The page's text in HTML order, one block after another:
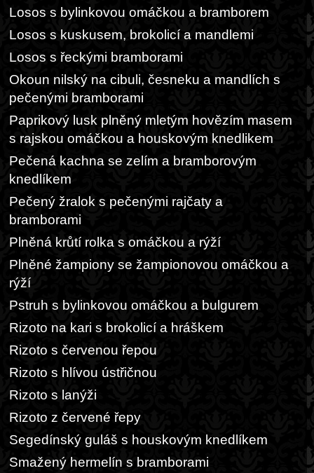
Losos s bylinkovou omáčkou a bramborem
Losos s kuskusem, brokolicí a mandlemi
Losos s řeckými bramborami
Okoun nilský na cibuli, česneku a mandlích s
pečenými bramborami
Paprikový lusk plněný mletým hovězím masem
s rajskou omáčkou a houskovým knedlikem
Pečená kachna se zelím a bramborovým
knedlíkem
Pečený žralok s pečenými rajčaty a
bramborami
Plněná krůtí rolka s omáčkou a rýží
Plněné žampiony se žampionovou omáčkou a
rýží
Pstruh s bylinkovou omáčkou a bulgurem
Rizoto na kari s brokolicí a hráškem
Rizoto s červenou řepou
Rizoto s hlívou ústřičnou
Rizoto s lanýži
Rizoto z červené řepy
Segedínský guláš s houskovým knedlíkem
Smažený hermelín s bramborami